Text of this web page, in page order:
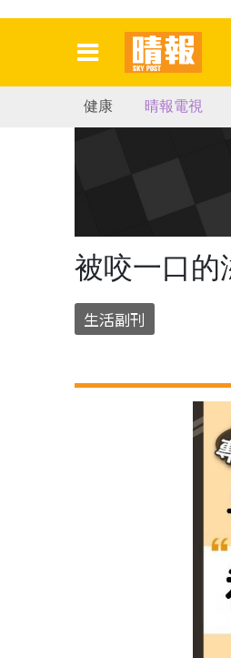
健康 晴報電視
被咬一口的
生活副刊